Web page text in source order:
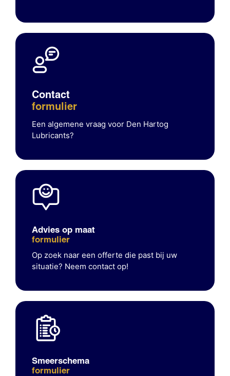
Contact
formulier
Een algemene vraag voor Den Hartog
Lubricants?
Advies op maat
formulier
Op zoek naar een offerte die past bij uw
situatie? Neem contact op!
Smeerschema
formulier